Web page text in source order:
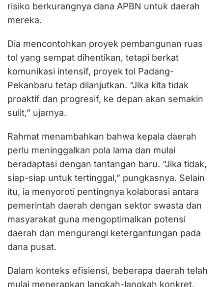
risiko berkurangnya dana APBN untuk daerah
mereka.
Dia mencontohkan proyek pembangunan ruas
tol yang sempat dihentikan, tetapi berkat
komunikasi intensif, proyek tol Padang-
Pekanbaru tetap dilanjutkan. “Jika kita tidak
proaktif dan progresif, ke depan akan semakin
sulit,” ujarnya.
Rahmat menambahkan bahwa kepala daerah
perlu meninggalkan pola lama dan mulai
beradaptasi dengan tantangan baru. “Jika tidak,
siap-siap untuk tertinggal,” pungkasnya. Selain
itu, ia menyoroti pentingnya kolaborasi antara
pemerintah daerah dengan sektor swasta dan
masyarakat guna mengoptimalkan potensi
daerah dan mengurangi ketergantungan pada
dana pusat.
Dalam konteks efisiensi, beberapa daerah telah
mulai menerapkan langkah-langkah konkret.